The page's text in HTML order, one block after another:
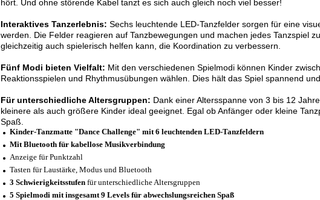
hört. Und ohne störende Kabel tanzt es sich auch gleich noch viel besser!
Interaktives Tanzerlebnis: Sechs leuchtende LED-Tanzfelder sorgen für eine
werden. Die Felder reagieren auf Tanzbewegungen und machen jedes Tanzspiel
gleichzeitig auch spielerisch helfen kann, die Koordination zu verbessern.
Fünf Modi bieten Vielfalt: Mit den verschiedenen Spielmodi können Kinder
Reaktionsspielen und Rhythmusübungen wählen. Dies hält das Spiel spannend
Für unterschiedliche Altersgruppen: Dank einer Altersspanne von 3 bis 12
kleinere als auch größere Kinder ideal geeignet. Egal ob Anfänger oder kleine
Spaß.
Kinder-Tanzmatte "Dance Challenge" mit 6 leuchtenden LED-Tanzfeldern
Mit Bluetooth für kabellose Musikverbindung
Anzeige für Punktzahl
Tasten für Laustärke, Modus und Bluetooth
3 Schwierigkeitsstufen für unterschiedliche Altersgruppen
5 Spielmodi mit insgesamt 9 Levels für abwechslungsreichen Spaß